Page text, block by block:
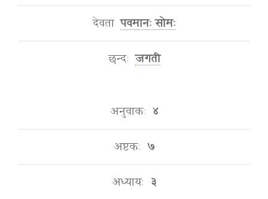
देवता पवमानः सोमः
छन्दः जगती
अनुवाकः ४
अष्टकः ७
अध्यायः ३